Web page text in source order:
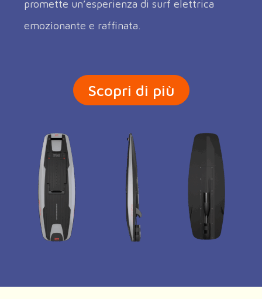
promette un’esperienza di surf elettrica
emozionante e raffinata.
Scopri di più